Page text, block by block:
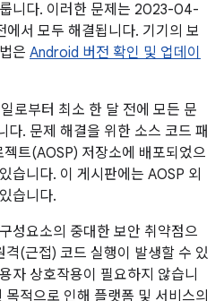
니다. 이러한 문제는 2023-04-
서 모두 해결됩니다. 기기의 보
은 Android 버전 확인 및 업데이
로부터 최소 한 달 전에 모든 문
다. 문제 해결을 위한 소스 코드 패
트(AOSP) 저장소에 배포되었으
습니다. 이 게시판에는 AOSP 외
습니다.
성요소의 중대한 보안 취약점으
(근접) 코드 실행이 발생할 수 있
자 상호작용이 필요하지 않습니
목적으로 인해 플랫폼 및 서비스의